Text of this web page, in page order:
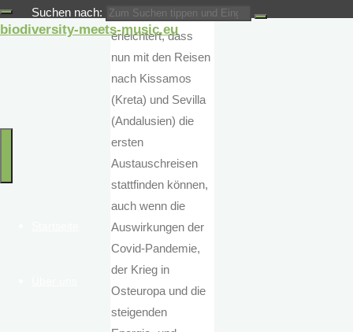
Suchen nach:
biodiversity-meets-music.eu
sind wir sehr
erleichtert, dass
nun mit den Reisen
nach Kissamos
(Kreta) und Sevilla
(Andalusien) die
ersten
Austauschreisen
stattfinden können,
auch wenn die
Auswirkungen der
Covid-Pandemie,
der Krieg in
Osteuropa und die
steigenden